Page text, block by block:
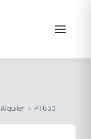
Alquiler PT630